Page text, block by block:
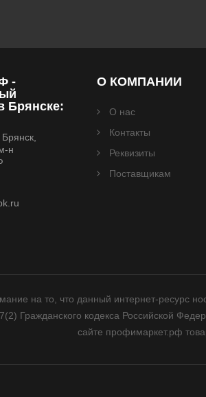
-
Брянске:
н
О КОМПАНИИ
О нас
Контакты
Реквизиты
Поставщикам
на то, что данный интернет-ресурс
Гражданского кодекса Российской
сайте профимаркет.рф